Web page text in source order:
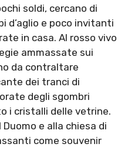
soldi, cercano di
d’aglio e poco invitanti
in casa. Al rosso vivo
ammassate sui
da contraltare
dei tranci di
degli sgombri
i cristalli delle vetrine.
e alla chiesa di
come souvenir